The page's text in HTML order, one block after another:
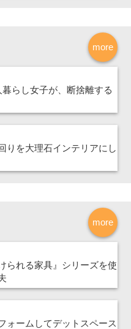
more
らし女子が、断捨離する
りを大理石インテリアにし
more
られる家具』シリーズを使
ォームしてデットスペース